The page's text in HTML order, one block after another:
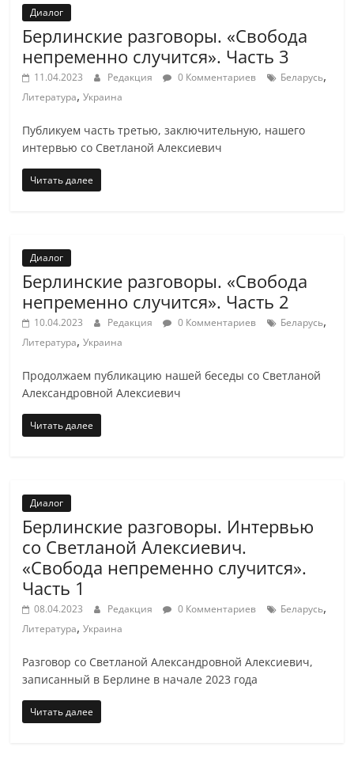
Диалог
Берлинские разговоры. «Свобода
непременно случится». Часть 3
11.04.2023 Редакция 0 Комментариев Беларусь,
Литература,Украина
Публикуем часть третью, заключительную, нашего
интервью со Светланой Алексиевич
Читать далее
Диалог
Берлинские разговоры. «Свобода
непременно случится». Часть 2
10.04.2023 Редакция 0 Комментариев Беларусь,
Литература,Украина
Продолжаем публикацию нашей беседы со Светланой
Александровной Алексиевич
Читать далее
Диалог
Берлинские разговоры. Интервью
со Светланой Алексиевич.
«Свобода непременно случится».
Часть 1
08.04.2023 Редакция 0 Комментариев Беларусь,
Литература,Украина
Разговор со Светланой Александровной Алексиевич,
записанный в Берлине в начале 2023 года
Читать далее